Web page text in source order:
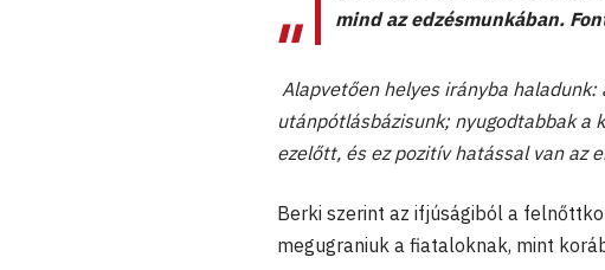
mind az edzésmunkában.
Alapvetően helyes irányba
utánpótlásbázisunk; nyugodtabbak a
ezelőtt, és ez pozitív hatással van az
Berki szerint az ifjúságiból a
megugraniuk a fiataloknak, mint